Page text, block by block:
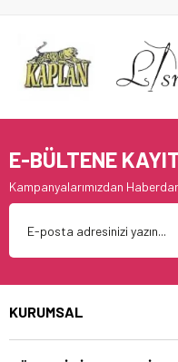
E-BÜLTENE
Kampanyalarımızdan
KURUMSAL